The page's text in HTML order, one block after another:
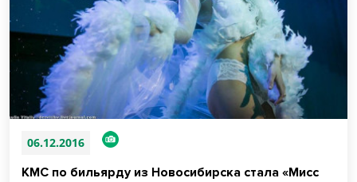
06.12.2016
КМС по бильярду из Новосибирска стала «Мисс